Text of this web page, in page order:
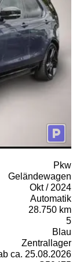
Pkw
Geländewagen
Okt / 2024
Automatik
28.750 km
5
Blau
Zentrallager
ca. 25.08.2026